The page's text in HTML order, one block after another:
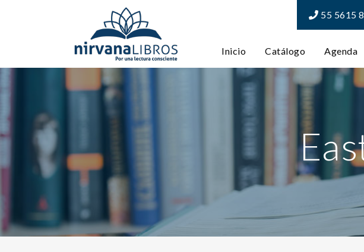
55 5615
Inicio Catálogo Agenda